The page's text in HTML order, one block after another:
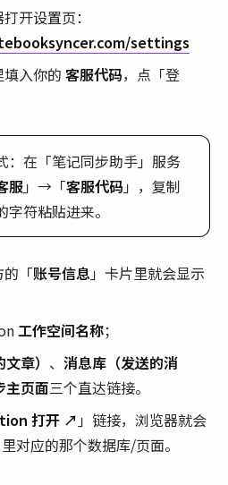
开设置页：
settings
入你的 客服代码，点「登
：在「笔记同步助手」服务
服」→「客服代码 」，复制
字符粘贴进来。
「账号信息 」卡片里就会显示
工作空间名称；
章） 、 消息库（发送的消
主页面三个直达链接。
打开 ↗ 」链接，浏览器就会
对应的那个数据库/页面。